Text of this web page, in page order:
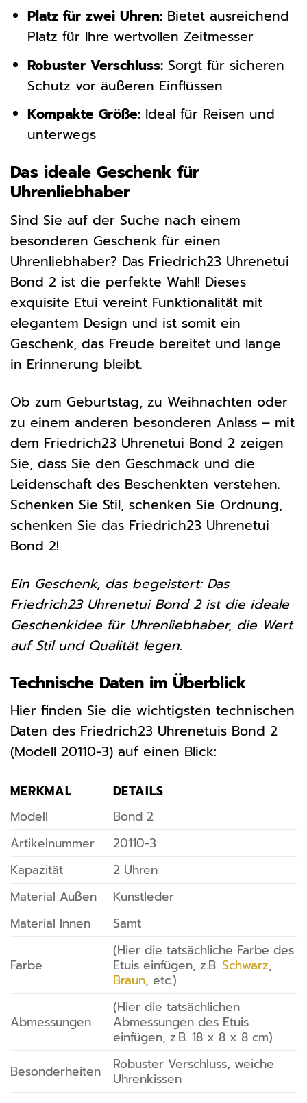
Platz für zwei Uhren:Bietet ausreichend
Platz für Ihre wertvollen Zeitmesser
Robuster Verschluss:Sorgt für sicheren
Schutz vor äußeren Einflüssen
Kompakte Größe:Ideal für Reisen und
unterwegs
Das ideale Geschenk für
Uhrenliebhaber
Sind Sie auf der Suche nach einem
besonderen Geschenk für einen
Uhrenliebhaber? Das Friedrich23 Uhrenetui
Bond 2 ist die perfekte Wahl! Dieses
exquisite Etui vereint Funktionalität mit
elegantem Design und ist somit ein
Geschenk, das Freude bereitet und lange
in Erinnerung bleibt.
Ob zum Geburtstag, zu Weihnachten oder
zu einem anderen besonderen Anlass – mit
dem Friedrich23 Uhrenetui Bond 2 zeigen
Sie, dass Sie den Geschmack und die
Leidenschaft des Beschenkten verstehen.
Schenken Sie Stil, schenken Sie Ordnung,
schenken Sie das Friedrich23 Uhrenetui
Bond 2!
Ein Geschenk, das begeistert: Das
Friedrich23 Uhrenetui Bond 2 ist die ideale
Geschenkidee für Uhrenliebhaber, die Wert
auf Stil und Qualität legen.
Technische Daten im Überblick
Hier finden Sie die wichtigsten technischen
Daten des Friedrich23 Uhrenetuis Bond 2
(Modell 20110-3) auf einen Blick:
MERKMAL
DETAILS
Modell
Bond 2
Artikelnummer
20110-3
Kapazität
2 Uhren
Material Außen
Kunstleder
Material Innen
Samt
Farbe
(Hier die tatsächliche Farbe des
Etuis einfügen, z.B. Schwarz,
Braun, etc.)
Abmessungen
(Hier die tatsächlichen
Abmessungen des Etuis
einfügen, z.B. 18 x 8 x 8 cm)
Besonderheiten
Robuster Verschluss, weiche
Uhrenkissen